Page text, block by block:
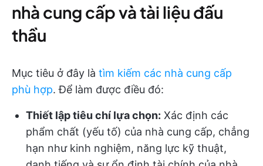
nhà cung cấp và tài liệu đấu
thầu
Mục tiêu ở đây là tìm kiếm các nhà cung cấp
phù hợp. Để làm được điều đó:
Thiết lập tiêu chí lựa chọn: Xác định các
phẩm chất (yếu tố) của nhà cung cấp, chẳng
hạn như kinh nghiệm, năng lực kỹ thuật,